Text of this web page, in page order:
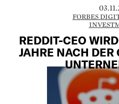
FORBES
REDDIT-CEO
JAHRE NACH DER